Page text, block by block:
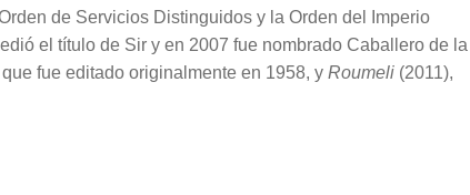
de Servicios Distinguidos y la Orden del Imperio
el título de Sir y en 2007 fue nombrado Caballero de la
fue editado originalmente en 1958, y Roumeli (2011),